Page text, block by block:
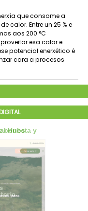
que consome a
calor. Entre un 25 % e
aos 200 °C
esa calor e
potencial enerxético é
cara a procesos